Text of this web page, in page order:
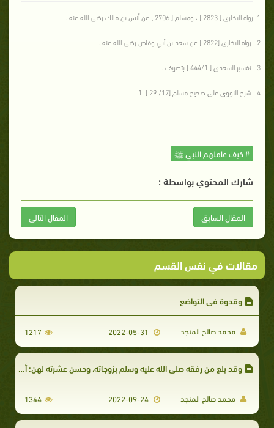
رواه البخارى [ 2823 ] ، ومسلم [ 2706 ] عن أنس بن مالك رضى الله عنه .
رواه البخارى [2822 ] عن سعد بن أبي وقاص رضى الله عنه .
تفسير السعدى [ 444/1 ] بتصريف .
شرح النووى على صحيح مسلم [17/ 29 ] .1
# كيف عاملهم النبي ﷺ
شارك المحتوي بواسطة :
المقال السابق المقال التالى
مقالات في نفس القسم
وقدوة في التواضع
محمد صالح المنجد 1217
وقد بلع من رفقه صلى الله عليه وسلم بزوجاته، وحسن عشرته لهن: أن ترفع زوجته صوتها عليه فيحتمل ذلك منها.
محمد صالح المنجد 2022-09-24
1344